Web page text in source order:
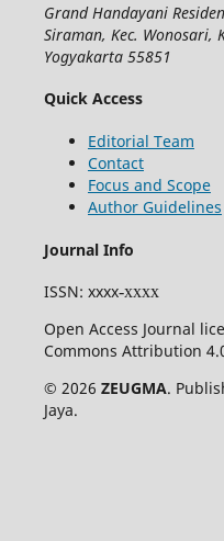
Grand Handayani
Siraman, Kec. Wonosari,
Yogyakarta 55851
Quick Access
Editorial Team
Contact
Focus and Scope
Author Guidelines
Journal Info
ISSN: xxxx-xxxx
Open Access Journal
Commons Attribution
© 2026 ZEUGMA.
Jaya.